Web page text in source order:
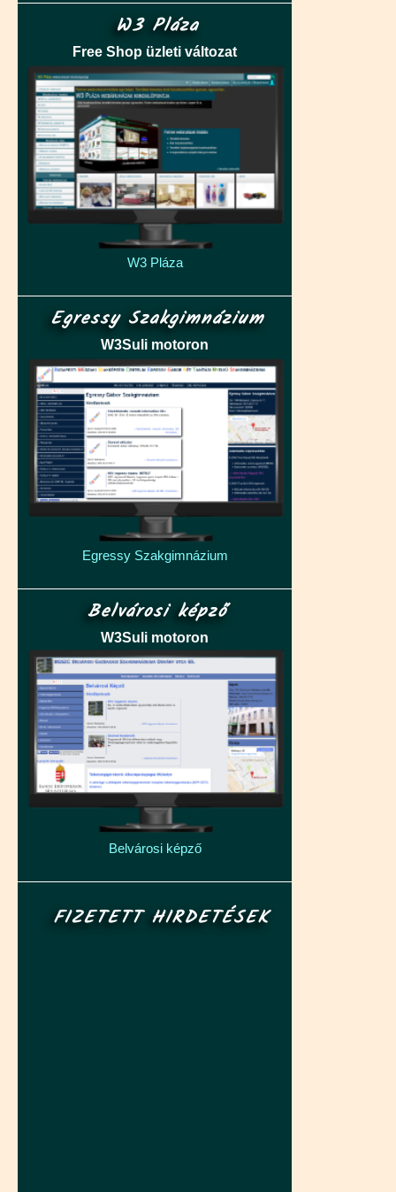
W3 Pláza
Free Shop üzleti változat
W3 Pláza
Egressy Szakgimnázium
W3Suli motoron
Egressy Szakgimnázium
Belvárosi képző
W3Suli motoron
Belvárosi képző
FIZETETT HIRDETÉSEK